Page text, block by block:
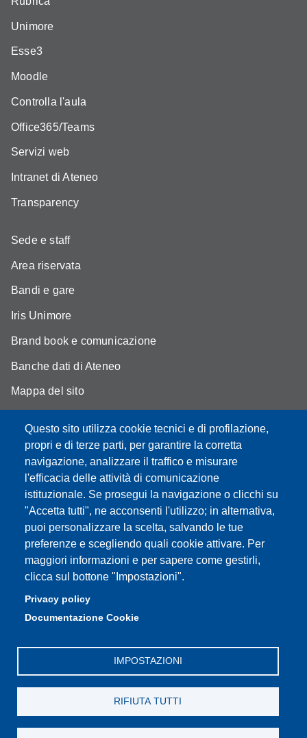
Questo sito utilizza cookie tecnici e di profilazione,
propri e di terze parti, per garantire la corretta
navigazione, analizzare il traffico e misurare
l'efficacia delle attività di comunicazione
istituzionale. Se prosegui la navigazione o clicchi su
"Accetta tutti", ne acconsenti l'utilizzo; in alternativa,
puoi personalizzare la scelta, salvando le tue
preferenze e scegliendo quali cookie attivare. Per
maggiori informazioni e per sapere come gestirli,
clicca sul bottone "Impostazioni".
Privacy policy
Documentazione Cookie
IMPOSTAZIONI
RIFIUTA TUTTI
Unimore
Esse3
Moodle
Controlla l'aula
Office365/Teams
Servizi web
Intranet di Ateneo
Transparency
Sede e staff
Area riservata
Bandi e gare
Iris Unimore
Brand book e comunicazione
Banche dati di Ateneo
Mappa del sito
Accessibility
Privacy e Cookie policy
Partita IVA: 00427620364
Dipartimento di Studi Linguistici e Culturali
Sede: Largo Sant'Eufemia 19 - 41121 Modena
Pec: didattica.dslc@pec.unimore.it
Tel: portineria059/2055811